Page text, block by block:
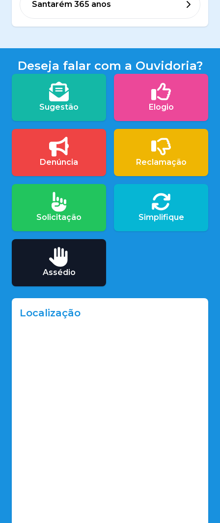
Santarém 365 anos
Deseja falar com a Ouvidoria?
Sugestão Elogio
Denúncia Reclamação
Solicitação Simplifique
Assédio
Localização